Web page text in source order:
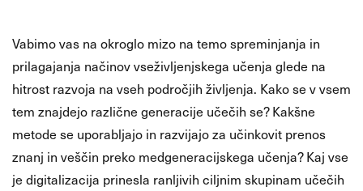
Vabimo vas na okroglo mizo na temo spreminjanja in
prilagajanja načinov vseživljenjskega učenja glede na
hitrost razvoja na vseh področjih življenja. Kako se v vsem
tem znajdejo različne generacije učečih se? Kakšne
metode se uporabljajo in razvijajo za učinkovit prenos
znanj in veščin preko medgeneracijskega učenja? Kaj vse
je digitalizacija prinesla ranljivih ciljnim skupinam učečih